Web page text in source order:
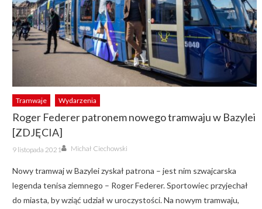
Tramwaje Wydarzenia
Roger Federer patronem nowego tramwaju w Bazylei
[ZDJĘCIA]
Posted
on
9 listopada 2021 Author
Michał Ciechowski
Nowy tramwaj w Bazylei zyskał patrona – jest nim szwajcarska
legenda tenisa ziemnego – Roger Federer. Sportowiec przyjechał
do miasta, by wziąć udział w uroczystości. Na nowym tramwaju,